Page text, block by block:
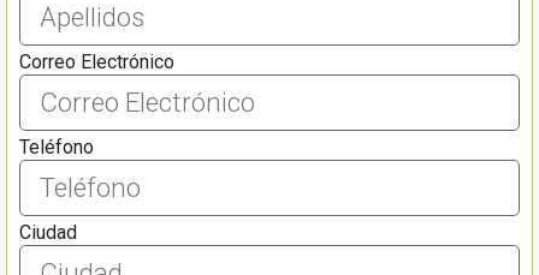
Correo Electrónico
Teléfono
Ciudad